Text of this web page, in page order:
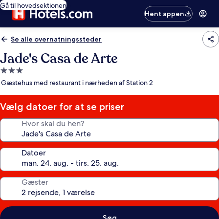
Gå til hovedsektionen
Hent appen
Se alle overnatningssteder
Jade's Casa de Arte
3.0-
stjernet
Gæstehus med restaurant i nærheden af Station 2
Vælg datoer for at se priser
Hvor skal du hen?
Datoer
Gæster